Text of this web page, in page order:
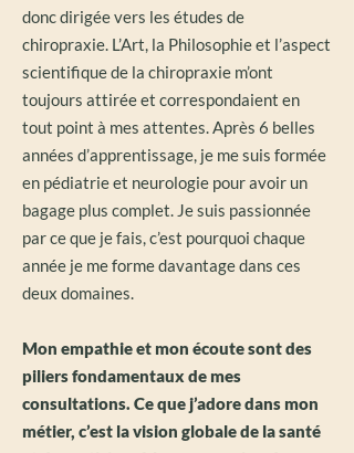
donc dirigée vers les études de
chiropraxie. L’Art, la Philosophie et l’aspect
scientifique de la chiropraxie m’ont
toujours attirée et correspondaient en
tout point à mes attentes. Après 6 belles
années d’apprentissage, je me suis formée
en pédiatrie et neurologie pour avoir un
bagage plus complet. Je suis passionnée
par ce que je fais, c’est pourquoi chaque
année je me forme davantage dans ces
deux domaines.
Mon empathie et mon écoute sont des
piliers fondamentaux de mes
consultations. Ce que j’adore dans mon
métier, c’est la vision globale de la santé